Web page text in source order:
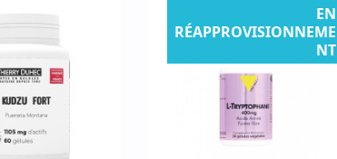
EN
RÉAPPROVISIONNEME
NT